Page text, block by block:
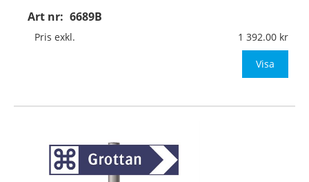
Art nr: 6689B
Material:Kantvikt aluminium, 2mm (stolpmontage)
Mått:550-850x150mm (eller annat mått up
Pris exkl. 1 392.00
Visa